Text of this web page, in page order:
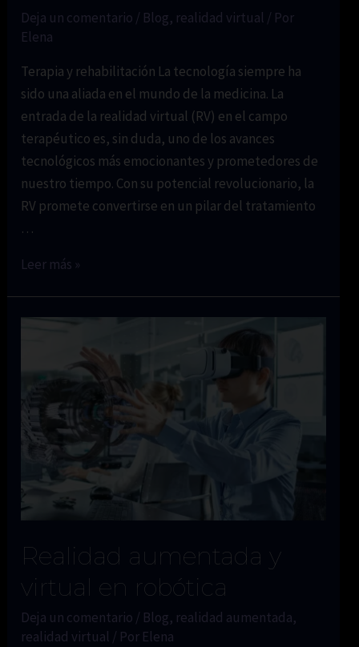
Deja un comentario / Blog, realidad virtual / Por
Elena
Terapia y rehabilitación La tecnología siempre ha
sido una aliada en el mundo de la medicina. La
entrada de la realidad virtual (RV) en el campo
terapéutico es, sin duda, uno de los avances
tecnológicos más emocionantes y prometedores de
nuestro tiempo. Con su potencial revolucionario, la
RV promete convertirse en un pilar del tratamiento
…
Uso
tratar
ansiedad,
trastorno
estrés
postraumático
rehabilitación
física.
Leer más »
Realidad aumentada y
virtual en robótica
Deja un comentario / Blog, realidad aumentada,
realidad virtual / Por Elena